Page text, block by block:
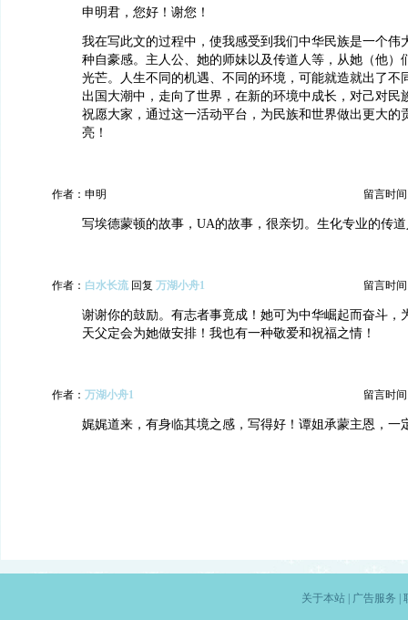
申明君，您好！谢您！
我在写此文的过程中，使我感受到我们中华民族是一个伟
种自豪感。主人公、她的师妹以及传道人等，从她（他）
光芒。人生不同的机遇、不同的环境，可能就造就出了不
出国大潮中，走向了世界，在新的环境中成长，对己对民
祝愿大家，通过这一活动平台，为民族和世界做出更大的
亮！
作者：申明 留言时间
写埃德蒙顿的故事，UA的故事，很亲切。生化专业的传
作者： 白水长流 回复 万湖小舟1 留言时间
谢谢你的鼓励。有志者事竟成！她可为中华崛起而奋斗，
天父定会为她做安排！我也有一种敬爱和祝福之情！
作者： 万湖小舟1 留言时间
娓娓道来，有身临其境之感，写得好！谭姐承蒙主恩，一
关于本站| 广告服务